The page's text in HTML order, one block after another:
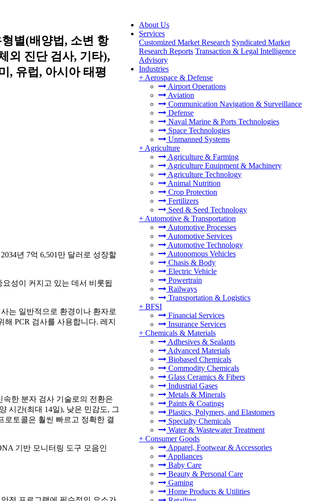
About Us
Services
Customized Market Research Syndicated Market
Research Reports Transaction & Legal Intelligence
Advisory
Industries
+ Aerospace & Defense
Airport Operations
Aviation
Communication Navigation & Surveillance
Defense
Naval Marine & Ports Technologies
Space Technologies
Unmanned Systems
+ Agriculture
Agriculture & Farming
Agriculture Equipment & Machinery
Agriculture Technology
Animal Nutrition
Crop Protection
Fertilizers
Seed & Seed Technology
+ Automotive & Transportation
Automotive Processes
Automotive Services
Automotive Technology
Autonomous Vehicles
Chasis & Body
Electric Vehicle
Powertrain
Railways
Transportation & Logistics
+ BFSI
Financial Services
Insurance Services
+ Chemicals & Materials
Adhesives & Sealants
Advanced Materials
Biobased Chemicals
Commodity Chemicals
Glass Ceramics & Fibers
Industrial Gases
Metals & Minerals
Paints & Coatings
Plastics, Polymers, and Elastomers
Specialty Chemicals
Water & Wastewater Treatment
+ Consumer Goods
Apparel, Footwear & Accessories
Appliances
Baby Care
Beauty & Personal Care
Gaming
Home Products & Utilities
별(배양법, 소변 항
외 진단 검사, 기타),
, 유럽, 아시아 태평
년 7억 6,501만 달러로 성장할
성이 커지고 있는 데서 비롯됩
는 일반적으로 환경이나 환자로
PCR 검사를 사용합니다. 레지
한 분자 검사 기술로의 전환은
시간(최대 14일), 낮은 민감도, 그
로토콜은 훨씬 빠르고 정확한 결
기반 모니터링 도구 모음인